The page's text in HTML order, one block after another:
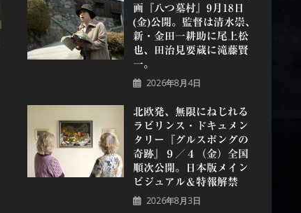
画『八つ墓村』9月18日
(金)公開。監督は清水崇、
新・金田一耕助に尾上松
也、田治見要蔵に滝藤賢
一。
2026年8月4日
北欧発、無限にねじれる
ラビリンス・ドキュメン
タリー『グルスポングの
奇跡』９／４（金）全国
順次公開。日本版メイン
ビジュアル＆特報解禁
2026年8月3日